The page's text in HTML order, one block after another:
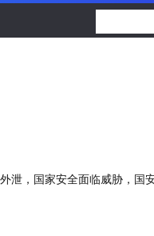
泄，国家安全面临威胁，国